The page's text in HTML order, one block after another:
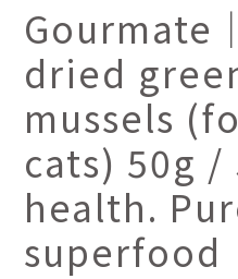
Gourmate
dried
mussels
cats) 50g
health.
superfood